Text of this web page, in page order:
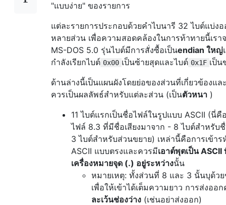
"แบบง่าย" ของรายการ
แต่ละรายการประกอบด้วยคำไบนารี 32 ไบต์แบ่งอ
หลายส่วน เพื่อความสอดคล้องในการท้าทายนี้เรา
MS-DOS 5.0 รุ่นไบต์มีการสั่งซื้อเป็นendian ใหญ่
กำลังเรียกไบต์ 0x00 เป็นซ้ายสุดและไบต์ 0x1F เป็
ด้านล่างนี้เป็นแผนผังโดยย่อของส่วนที่เกี่ยวข้องแล
ควรเป็นผลลัพธ์สำหรับแต่ละส่วน (เป็นตัวหนา )
11 ไบต์แรกเป็นชื่อไฟล์ในรูปแบบ ASCII (นี่คื
ไฟล์ 8.3 ที่มีชื่อเสียงมาจาก - 8 ไบต์สำหรับ
3 ไบต์สำหรับส่วนขยาย) เหล่านี้คือการเข้าร
ASCII แบบตรงและควรมีเอาต์พุตเป็น ASCII
เครื่องหมายจุด (.) อยู่ระหว่างนั้น
หมายเหตุ: ทั้งส่วนที่ 8 และ 3 นั้นบุด้วย
เพื่อให้เข้าได้เต็มความยาว การส่งออ
ละเว้นช่องว่าง (เช่นอย่าส่งออก)